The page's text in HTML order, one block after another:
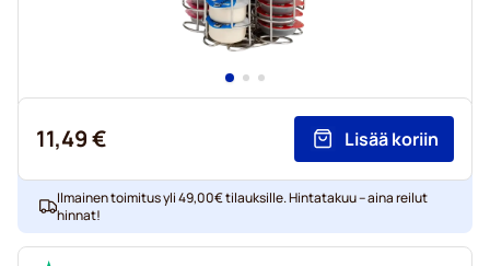
11,49 € Lisää koriin
Ilmainen toimitus yli 49,00€ tilauksille. Hintatakuu – aina reilut
hinnat!